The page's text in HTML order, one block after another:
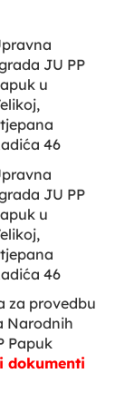
JU PP
u
46
JU PP
u
46
za provedbu
Narodnih
Papuk
dokumenti